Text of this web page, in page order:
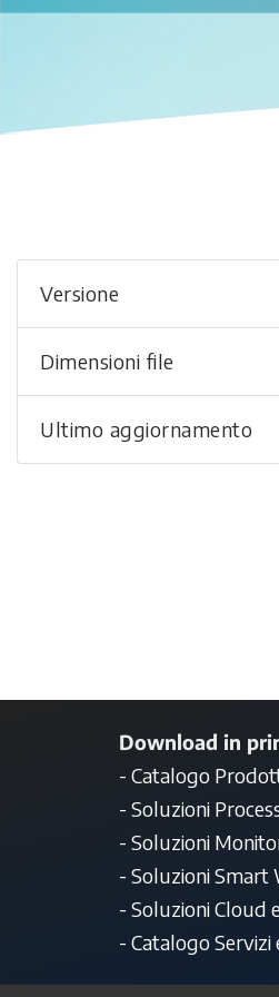
Versione
Dimensioni file
Ultimo aggiornamento
Download in
- Catalogo
- Soluzioni
- Soluzioni
- Soluzioni Smart
- Soluzioni Cloud
- Catalogo Servizi